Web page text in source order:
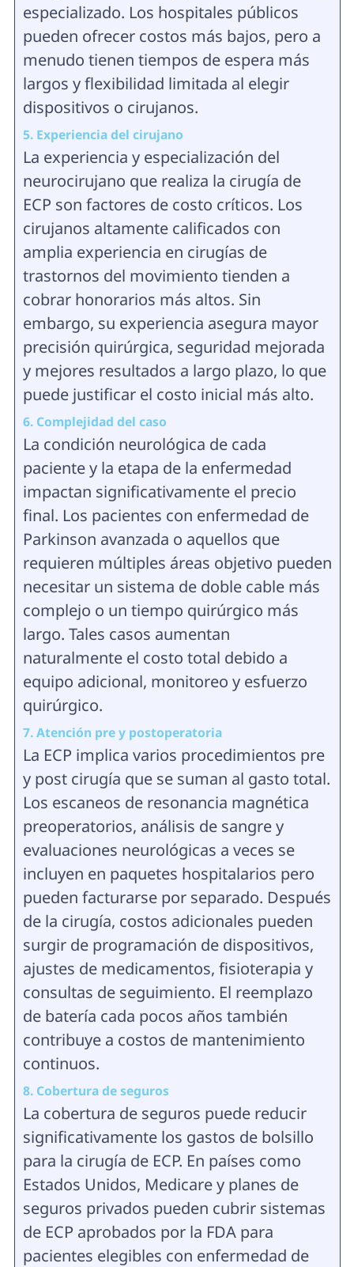
especializado. Los hospitales públicos
pueden ofrecer costos más bajos, pero a
menudo tienen tiempos de espera más
largos y flexibilidad limitada al elegir
dispositivos o cirujanos.
5. Experiencia del cirujano
La experiencia y especialización del
neurocirujano que realiza la cirugía de
ECP son factores de costo críticos. Los
cirujanos altamente calificados con
amplia experiencia en cirugías de
trastornos del movimiento tienden a
cobrar honorarios más altos. Sin
embargo, su experiencia asegura mayor
precisión quirúrgica, seguridad mejorada
y mejores resultados a largo plazo, lo que
puede justificar el costo inicial más alto.
6. Complejidad del caso
La condición neurológica de cada
paciente y la etapa de la enfermedad
impactan significativamente el precio
final. Los pacientes con enfermedad de
Parkinson avanzada o aquellos que
requieren múltiples áreas objetivo pueden
necesitar un sistema de doble cable más
complejo o un tiempo quirúrgico más
largo. Tales casos aumentan
naturalmente el costo total debido a
equipo adicional, monitoreo y esfuerzo
quirúrgico.
7. Atención pre y postoperatoria
La ECP implica varios procedimientos pre
y post cirugía que se suman al gasto total.
Los escaneos de resonancia magnética
preoperatorios, análisis de sangre y
evaluaciones neurológicas a veces se
incluyen en paquetes hospitalarios pero
pueden facturarse por separado. Después
de la cirugía, costos adicionales pueden
surgir de programación de dispositivos,
ajustes de medicamentos, fisioterapia y
consultas de seguimiento. El reemplazo
de batería cada pocos años también
contribuye a costos de mantenimiento
continuos.
8. Cobertura de seguros
La cobertura de seguros puede reducir
significativamente los gastos de bolsillo
para la cirugía de ECP. En países como
Estados Unidos, Medicare y planes de
seguros privados pueden cubrir sistemas
de ECP aprobados por la FDA para
pacientes elegibles con enfermedad de